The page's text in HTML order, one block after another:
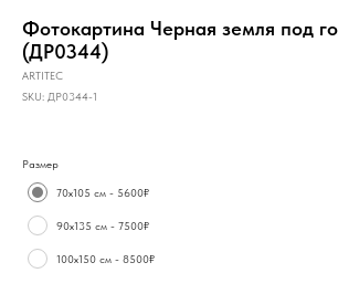
Фотокартина Черная земля под
(ДР0344)
ARTITEC
SKU: ДР0344-1
Размер
70х105 см - 5600₽
90х135 см - 7500₽
100х150 см - 8500₽